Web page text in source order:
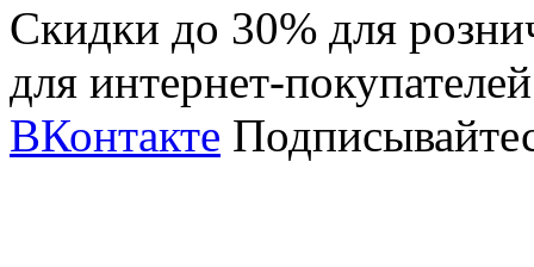
Скидки до 30% для
для интернет-
ВКонтакте